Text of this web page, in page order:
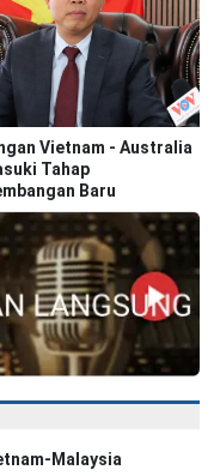
Vietnam - Australia
Tahap
Baru
Malaysia